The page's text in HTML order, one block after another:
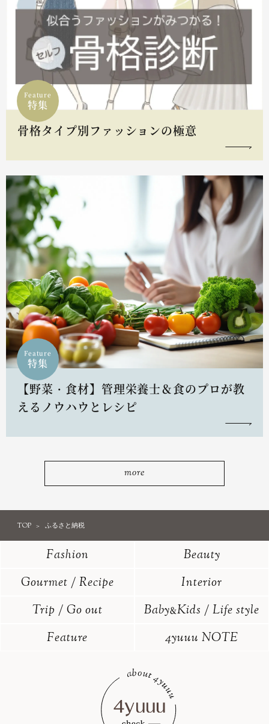
Feature
特集
骨格タイプ別ファッションの極意
Feature
特集
【野菜・食材】管理栄養士＆食のプロが教
えるノウハウとレシピ
more
TOP ふるさと納税
Fashion
Beauty
Gourmet / Recipe
Interior
Trip / Go out
Baby&Kids / Life style
Feature
4yuuu NOTE